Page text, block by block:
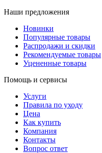
Наши предложения
Новинки
Популярные товары
Распродажи и скидки
Рекомендуемые товары
Уцененные товары
Помощь и сервисы
Услуги
Правила по уходу
Цена
Как купить
Компания
Контакты
Вопрос ответ